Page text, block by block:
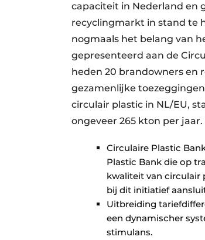
capaciteit in Nederland en
recyclingmarkt in stand te
nogmaals het belang van
gepresenteerd aan de
heden 20 brandowners en
gezamenlijke
circulair plastic in NL/EU,
ongeveer 265 kton per
Circulaire Plastic
Plastic Bank die op
kwaliteit van circulair
bij dit initiatief
Uitbreiding
een dynamischer
stimulans.